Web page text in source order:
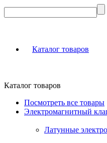
Каталог товаров
Каталог товаров
Посмотреть все товары
Электромагнитный
Латунные